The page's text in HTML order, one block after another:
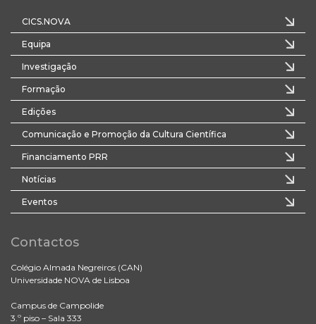
CICS.NOVA
Equipa
Investigação
Formação
Edições
Comunicação e Promoção da Cultura Científica
Financiamento PRR
Notícias
Eventos
Contactos
Colégio Almada Negreiros (CAN)
Universidade NOVA de Lisboa
Campus de Campolide
3.º piso – Sala 333